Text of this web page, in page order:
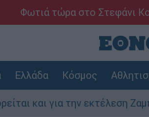
Φωτιά τώρα στο Στεφάνι
Ελλάδα Κόσμος
την εκτέλεση Ζαμπούνη